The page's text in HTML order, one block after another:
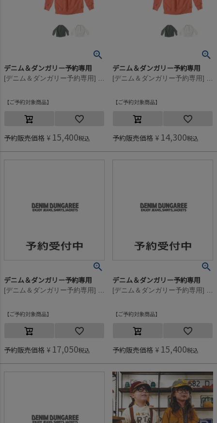
デニム＆ダンガリー予約専用
ご予約対象商品
予約販売価格 ¥ 15,400税込
デニム＆ダンガリー予約専用
ご予約対象商品
予約販売価格 ¥ 14,300税込
デニム＆ダンガリー予約専用
ご予約対象商品
予約販売価格 ¥ 17,050税込
デニム＆ダンガリー予約専用
ご予約対象商品
予約販売価格 ¥ 15,400税込